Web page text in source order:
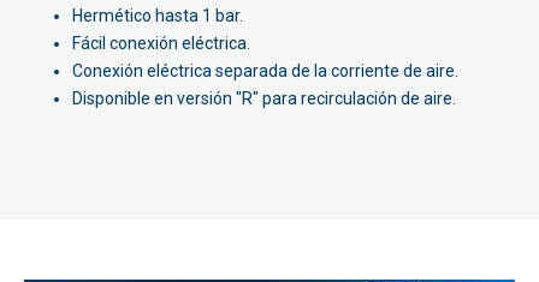
Hermético hasta 1 bar.
Fácil conexión eléctrica.
Conexión eléctrica separada de la corriente de aire.
Disponible en versión "R" para recirculación de aire.